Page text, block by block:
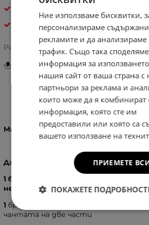
Инструкции за грижа и поддръжка
ДАМСКИ ЧАНТИ ЗА И ПРЕЗ РАМО
Pelletteria Italia
Рейтинг: 5.0/5 на базата на
Материал:100% - Естествена кожа
Джобове:
1 бр. голямо отделение, затварящо
него:
1 бр. голям вътрешен джоб с цип,
чантата на две части
Ние използваме бисквитки,
персонализираме
рекламите и да
трафик. Също така споделяме
информация за
нашия сайт от ваша страна с
партньори за реклама и
които може да я комбинират
информация, която сте им
предоставили или която са
вашето използване на
ПРИЕМЕТЕ
ПОКАЖЕТЕ